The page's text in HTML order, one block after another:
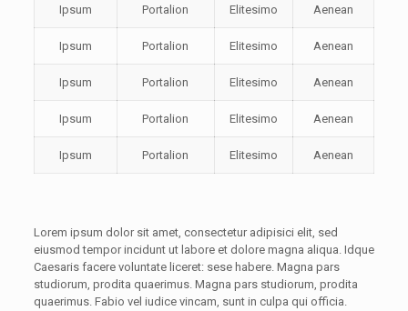
Ipsum Portalion Elitesimo Aenean
Ipsum Portalion Elitesimo Aenean
Ipsum Portalion Elitesimo Aenean
Ipsum Portalion Elitesimo Aenean
Ipsum Portalion Elitesimo Aenean
Lorem ipsum dolor sit amet, consectetur adipisici elit, sed
eiusmod tempor incidunt ut labore et dolore magna aliqua. Idque
Caesaris facere voluntate liceret: sese habere. Magna pars
studiorum, prodita quaerimus. Magna pars studiorum, prodita
quaerimus. Fabio vel iudice vincam, sunt in culpa qui officia.